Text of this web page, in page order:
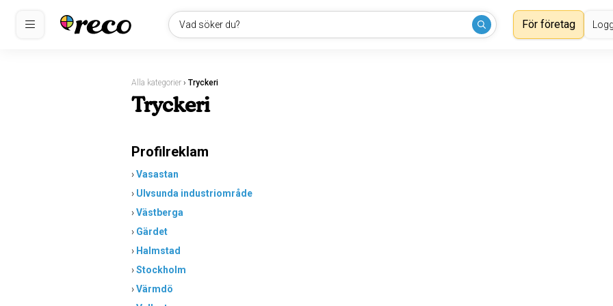
Vad söker du? För företag
Alla kategorier › Tryckeri
Tryckeri
Profilreklam
›Vasastan
› Ulvsunda industriområde
›Västberga
› Gärdet
› Halmstad
›Stockholm
›Värmdö